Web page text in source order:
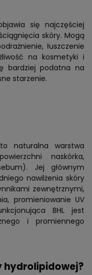
się najczęściej
skóry. Mogą
łuszczenie
na kosmetyki i
bardziej podatna na
starzenie.
naturalna warstwa
naskórka,
Jej głównym
nawilżenia skóry
zewnętrznymi,
promieniowanie UV
BHL jest
i promiennego
hydrolipidowej?